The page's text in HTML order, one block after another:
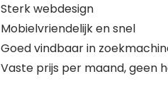
Sterk webdesign
Mobielvriendelijk en snel
Goed vindbaar in
Vaste prijs per maand, geen